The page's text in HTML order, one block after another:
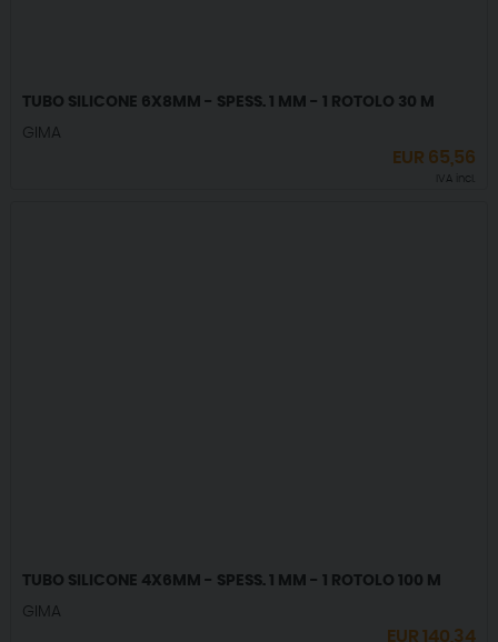
TUBO SILICONE 6X8MM - SPESS. 1 MM - 1 ROTOLO 30 M
GIMA
EUR 65,56
IVA incl.
TUBO SILICONE 4X6MM - SPESS. 1 MM - 1 ROTOLO 100 M
GIMA
EUR140,34